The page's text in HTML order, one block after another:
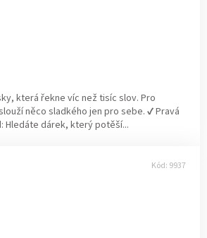
která řekne víc než tisíc slov. Pro
něco sladkého jen pro sebe. ✔ Pravá
Hledáte dárek, který potěší...
Kód: 9937